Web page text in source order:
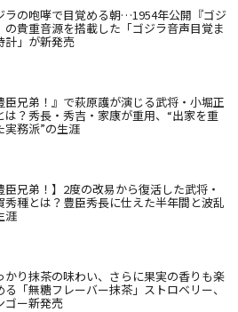
ラの咆哮で目覚める朝…1954年公開『ゴジ
の貴重音源を搭載した「ゴジラ音声目覚ま
計」が新発売
臣兄弟！』で萩原護が演じる武将・小堀正
は？秀長・秀吉・家康が重用、“出家を重
実務派”の生涯
臣兄弟！】2度の改易から復活した武将・
秀種とは？豊臣秀長に仕えた半年間と波乱
涯
かり抹茶の味わい、さらに果実の香りも楽
る「無糖フレーバー抹茶」ストロベリー、
ゴー新発売